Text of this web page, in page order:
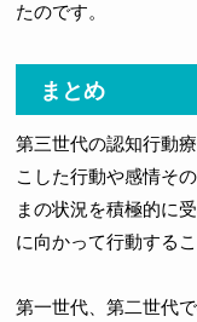
たのです。
まとめ
第三世代の認知行動
こした行動や感情そ
まの状況を積極的に
に向かって行動する
第一世代、第二世代